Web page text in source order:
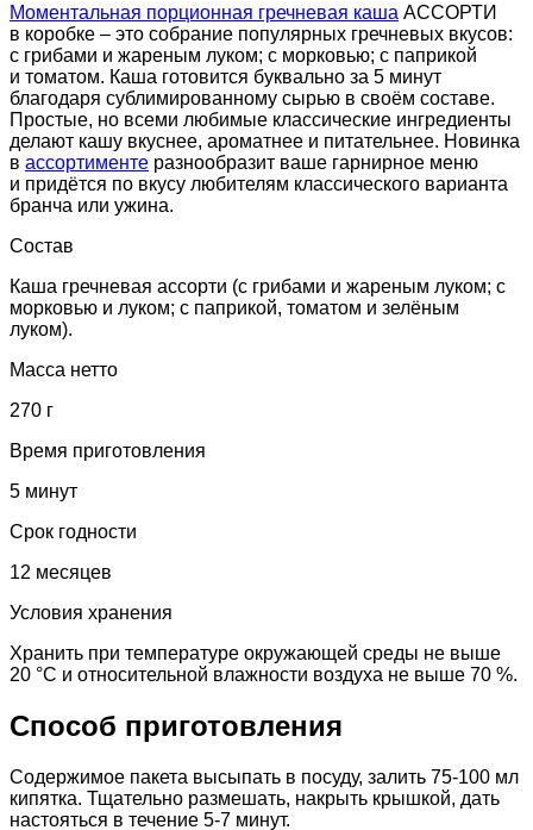
Моментальная порционная гречневая каша АССОРТИ
в коробке – это собрание популярных гречневых вкусов:
с грибами и жареным луком; с морковью; с паприкой
и томатом. Каша готовится буквально за 5 минут
благодаря сублимированному сырью в своём составе.
Простые, но всеми любимые классические ингредиенты
делают кашу вкуснее, ароматнее и питательнее. Новинка
в ассортименте разнообразит ваше гарнирное меню
и придётся по вкусу любителям классического варианта
бранча или ужина.
Состав
Каша гречневая ассорти (с грибами и жареным луком; с
морковью и луком; с паприкой, томатом и зелёным
луком).
Масса нетто
270 г
Время приготовления
5 минут
Срок годности
12 месяцев
Условия хранения
Хранить при температуре окружающей среды не выше
20 °С и относительной влажности воздуха не выше 70 %.
Способ приготовления
Содержимое пакета высыпать в посуду, залить 75-100 мл
кипятка. Тщательно размешать, накрыть крышкой, дать
настояться в течение 5-7 минут.